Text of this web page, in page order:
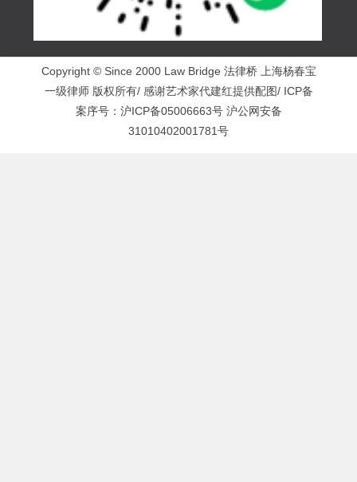
Copyright © Since 2000 Law Bridge 法律桥 上海杨春宝
一级律师 版权所有/ 感谢艺术家代建红提供配图/ ICP备
案序号： 沪ICP备05006663号 沪公网安备
31010402001781号